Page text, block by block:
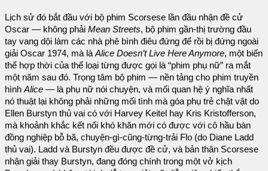
Lịch sử đó bắt đầu với bộ phim Scorsese lần đầu nhận đề cử
Oscar — không phải Mean Streets, bộ phim gần-thị trường đầu
tay vang dội làm các nhà phê bình điêu đứng để rồi bị đứng ngoài
giải Oscar 1974, mà là Alice Doesn’t Live Here Anymore, một biến
thể hợp thời của thể loại từng được gọi là “phim phụ nữ” ra mắt
một năm sau đó. Trọng tâm bộ phim — nền tảng cho phim truyền
hình Alice — là phụ nữ nói chuyện, và mối quan hệ ý nghĩa nhất
nó thuật lại không phải những mối tình mà góa phụ trẻ chật vật do
Ellen Burstyn thủ vai có với Harvey Keitel hay Kris Kristofferson,
mà khoảnh khắc kết nối khó khăn mới có được với cô hầu bàn
đồng nghiệp bỗ bã, chuyện-gì-cũng-từng-trải Flo (do Diane Ladd
thủ vai). Ladd và Burstyn đều được đề cử, và bản thân Scorsese
nhận giải thay Burstyn, đang đóng chính trong một vở kịch